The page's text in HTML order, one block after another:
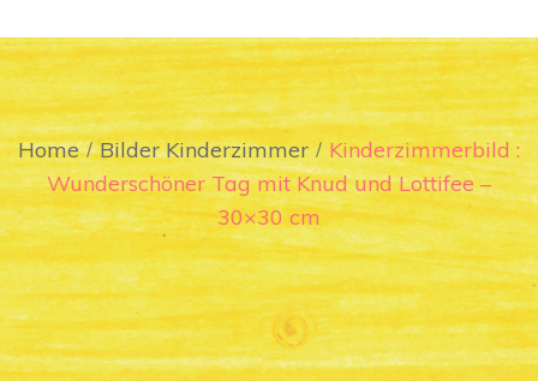
Home Bilder Kinderzimmer
Kinderzimmerbild :
Wunderschöner Tag mit Knud und Lottifee –
30×30 cm